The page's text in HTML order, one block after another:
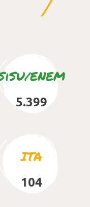
ENEM
5.399
ITA
104